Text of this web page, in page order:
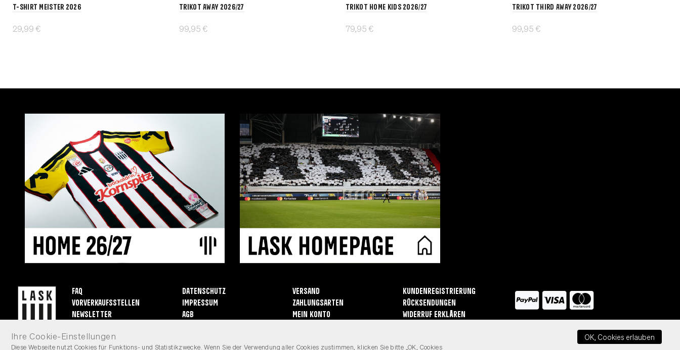
T-Shirt MEISTER 2026
29,99 €
Trikot Away 2026/27
99,95 €
Trikot Home Kids 2026/27
79,95 €
Trikot Third Away 2026/27
99,95 €
FAQ
Vorverkaufsstellen
Newsletter
Datenschutz
Impressum
AGB
Versand
Zahlungsarten
Mein Konto
Kundenregistrierung
Rücksendungen
Widerruf erklären
Ihre Cookie-Einstellungen
Diese Webseite nutzt Cookies für Funktions- und Statistikzwecke. Wenn Sie der Verwendung aller Cookies zustimmen, klicken Sie bitte „OK, Cookies
OK, Cookies erlauben